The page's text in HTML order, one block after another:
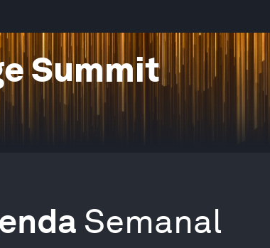
Summit
Semanal